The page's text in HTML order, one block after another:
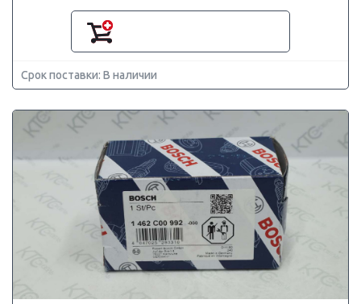
Срок поставки: В наличии